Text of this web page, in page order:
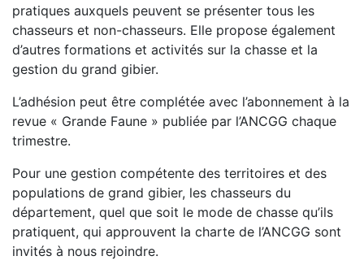
pratiques auxquels peuvent se présenter tous les
chasseurs et non-chasseurs. Elle propose également
d’autres formations et activités sur la chasse et la
gestion du grand gibier.
L’adhésion peut être complétée avec l’abonnement à la
revue « Grande Faune » publiée par l’ANCGG chaque
trimestre.
Pour une gestion compétente des territoires et des
populations de grand gibier, les chasseurs du
département, quel que soit le mode de chasse qu’ils
pratiquent, qui approuvent la charte de l’ANCGG sont
invités à nous rejoindre.